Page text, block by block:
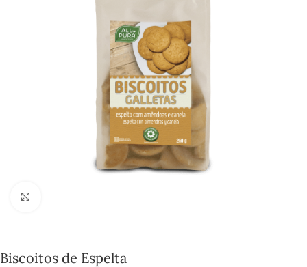
Biscoitos de Espelta